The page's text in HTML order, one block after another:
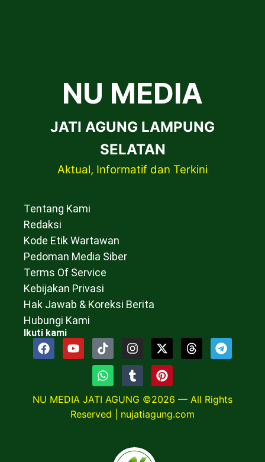
NU MEDIA
JATI AGUNG LAMPUNG
SELATAN
Aktual, Informatif dan Terkini
Tentang Kami
Redaksi
Kode Etik Wartawan
Pedoman Media Siber
Terms Of Service
Kebijakan Privasi
Hak Jawab & Koreksi Berita
Hubungi Kami
Ikuti kami
NU MEDIA JATI AGUNG ©2026 — All Rights
Reserved | nujatiagung.com